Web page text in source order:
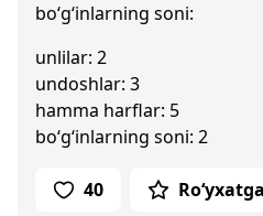
bo‘g‘inlarning soni:
unlilar: 2
undoshlar: 3
hamma harflar: 5
bo‘g‘inlarning soni: 2
40